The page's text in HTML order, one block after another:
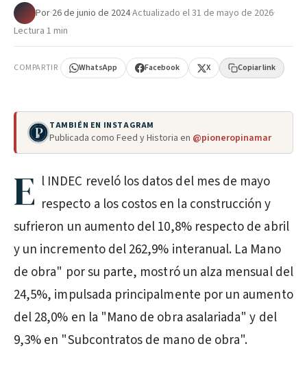
Por·26 de junio de 2024·Actualizado el31 de mayo de 2026·
Lectura 1 min
COMPARTIR WhatsApp Facebook X Copiar link
TAMBIÉN EN INSTAGRAM
Publicada como Feed y Historia en @pioneropinamar
E l INDEC reveló los datos del mes de mayo
respecto a los costos en la construcción y
sufrieron un aumento del 10,8% respecto de abril
y un incremento del 262,9% interanual. La Mano
de obra" por su parte, mostró un alza mensual del
24,5%, impulsada principalmente por un aumento
del 28,0% en la "Mano de obra asalariada" y del
9,3% en "Subcontratos de mano de obra".